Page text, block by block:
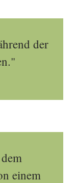
der
einem